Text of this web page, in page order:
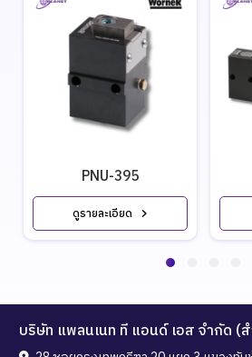
ดูรายละเอียด
PNU-395
บริษัท แพลนเนท ที แอนด์ เอส จำกัด (